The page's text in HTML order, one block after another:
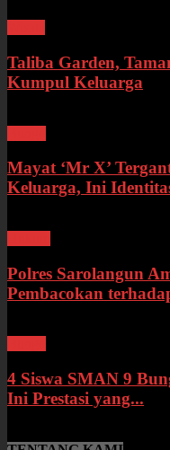
Taliba Garden,
Kumpul Keluarga
Mayat ‘Mr X’
Keluarga, Ini
Polres Sarolangun
Pembacokan
4 Siswa SMAN 9
Ini Prestasi yang...